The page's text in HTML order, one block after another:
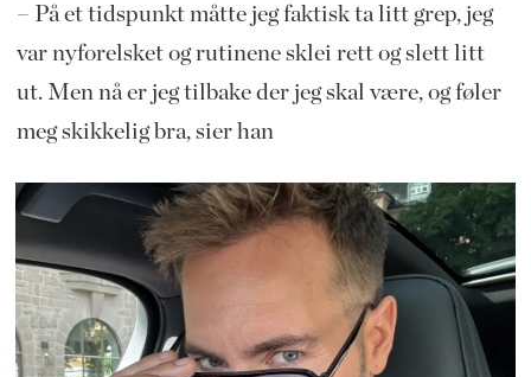
– På et tidspunkt måtte jeg faktisk ta litt grep, jeg
var nyforelsket og rutinene sklei rett og slett litt
ut. Men nå er jeg tilbake der jeg skal være, og føler
meg skikkelig bra, sier han